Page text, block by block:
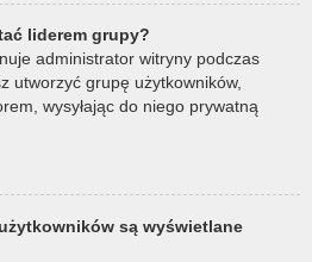
liderem grupy?
administrator witryny podczas
utworzyć grupę użytkowników,
wysyłając do niego prywatną
są wyświetlane